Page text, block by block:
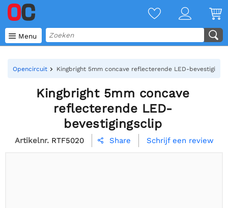
 Menu
Opencircuit Kingbright 5mm concave reflecterende LED-
Kingbright 5mm concave
reflecterende LED-
bevestigingsclip
Artikelnr. RTF5020  Share Schrijf een review